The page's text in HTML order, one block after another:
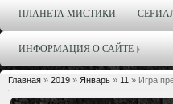
ПЛАНЕТА МИСТИКИ
ИНФОРМАЦИЯ О САЙТЕ
Главная » 2019 » Январь » 11 » Игра